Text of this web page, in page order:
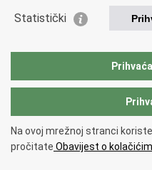
Važne poveznice
Ministarstvo unutarnjih
Copyright © 2026 Ravnateljstvo
pristupačnosti.
Statistički
Na ovoj mrežnoj stranci
pročitate Obavijest o